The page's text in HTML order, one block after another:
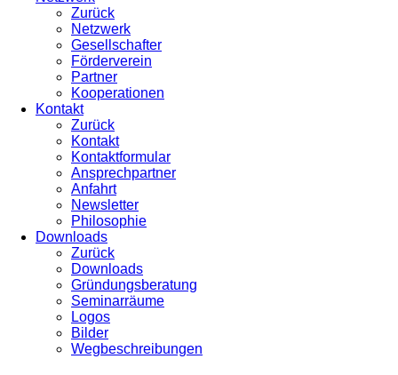
Zurück
Netzwerk
Gesellschafter
Förderverein
Partner
Kooperationen
Kontakt
Zurück
Kontakt
Kontaktformular
Ansprechpartner
Anfahrt
Newsletter
Philosophie
Downloads
Zurück
Downloads
Gründungsberatung
Seminarräume
Logos
Bilder
Wegbeschreibungen